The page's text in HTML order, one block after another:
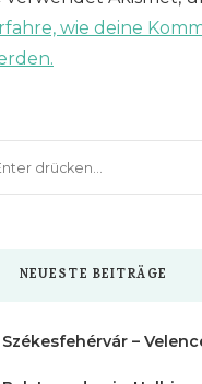
wie deine
NEUESTE BEITRÄGE
–